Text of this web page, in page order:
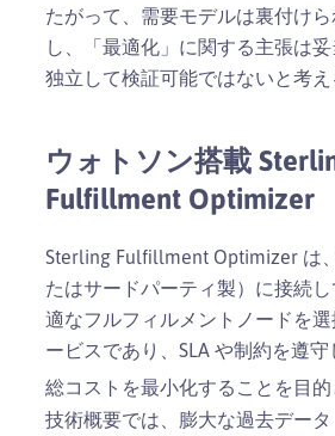
たがって、需要モデルは裏付け
し、「最適化」に関する主張は妥
独立して検証可能ではないと考
ウォトソン搭載
Fulfillment Optimizer
Sterling Fulfillment Optimizer は
たはサードパーティ製）に接続
適なフルフィルメントノードを
ービスであり、SLA や制約を遵
総コストを最小化することを目
技術概要では、膨大な過去デー